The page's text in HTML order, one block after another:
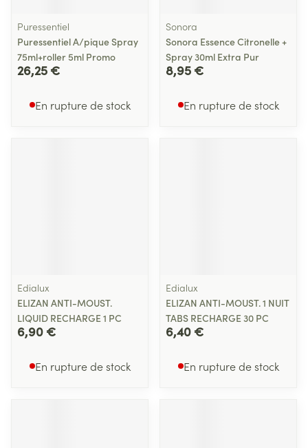
Puressentiel
Puressentiel A/pique Spray
75ml+roller 5ml Promo
26,25 €
En rupture de stock
Sonora
Sonora Essence Citronelle +
Spray 30ml Extra Pur
8,95 €
En rupture de stock
Edialux
ELIZAN ANTI-MOUST.
LIQUID RECHARGE 1 PC
6,90 €
En rupture de stock
Edialux
ELIZAN ANTI-MOUST. 1 NUIT
TABS RECHARGE 30 PC
6,40 €
En rupture de stock